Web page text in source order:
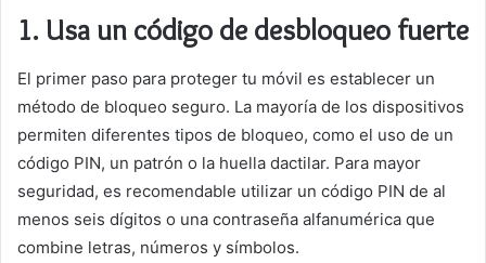
1. Usa un código de desbloqueo fuerte
El primer paso para proteger tu móvil es establecer un
método de bloqueo seguro. La mayoría de los dispositivos
permiten diferentes tipos de bloqueo, como el uso de un
código PIN, un patrón o la huella dactilar. Para mayor
seguridad, es recomendable utilizar un código PIN de al
menos seis dígitos o una contraseña alfanumérica que
combine letras, números y símbolos.